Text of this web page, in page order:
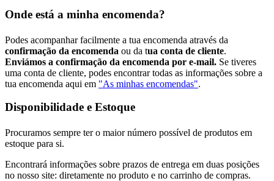
Onde está a minha encomenda?
Podes acompanhar facilmente a tua encomenda através da
confirmação da encomenda ou da tua conta de cliente.
Enviámos a confirmação da encomenda por e-mail. Se tiveres
uma conta de cliente, podes encontrar todas as informações sobre a
tua encomenda aqui em "As minhas encomendas".
Disponibilidade e Estoque
Procuramos sempre ter o maior número possível de produtos em
estoque para si.
Encontrará informações sobre prazos de entrega em duas posições
no nosso site: diretamente no produto e no carrinho de compras.